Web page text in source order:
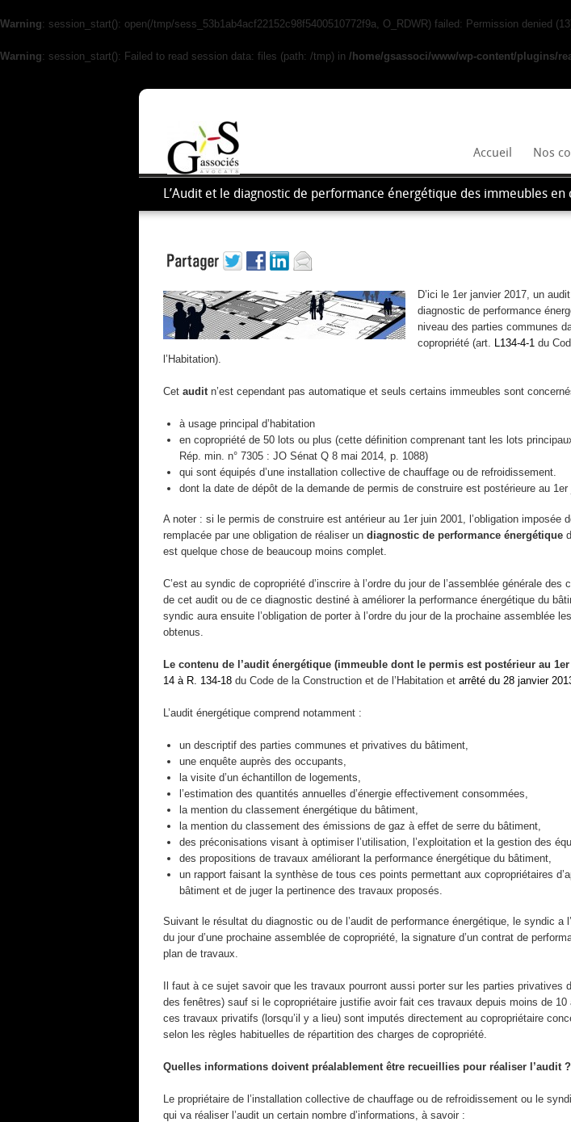
Warning: session_start(): open(/tmp/sess_53b1ab4acf22152c98f5400510772f9a, O_RDWR) failed: Permission denied
Warning: session_start(): Failed to read session data: files (path: /tmp) in /home/gsassoci/www/wp-content/plugins/
Accueil Nos
L’Audit et le diagnostic de performance énergétique des immeubles en
D’ici le 1er janvier 2017, un
diagnostic de performance
niveau des parties communes
copropriété (art. L134-4-1 du
l’Habitation).
Cet auditn’est cependant pas automatique et seuls certains immeubles sont
à usage principal d’habitation
en copropriété de 50 lots ou plus (cette définition comprenant tant les lots
Rép. min. n° 7305 : JO Sénat Q 8 mai 2014, p. 1088)
qui sont équipés d’une installation collective de chauffage ou de refroidissement.
dont la date de dépôt de la demande de permis de construire est postérieure au 1er
A noter : si le permis de construire est antérieur au 1er juin 2001, l’obligation imposée
remplacée par une obligation de réaliser un diagnostic de performance énergétique
est quelque chose de beaucoup moins complet.
C’est au syndic de copropriété d’inscrire à l’ordre du jour de l’assemblée générale des
de cet audit ou de ce diagnostic destiné à améliorer la performance énergétique du
syndic aura ensuite l’obligation de porter à l’ordre du jour de la prochaine assemblée
obtenus.
Le contenu de l’audit énergétique (immeuble dont le permis est postérieur au
14 à R. 134-18 du Code de la Construction et de l’Habitation et arrêté du 28 janvier
L’audit énergétique comprend notamment :
un descriptif des parties communes et privatives du bâtiment,
une enquête auprès des occupants,
la visite d’un échantillon de logements,
l’estimation des quantités annuelles d’énergie effectivement consommées,
la mention du classement énergétique du bâtiment,
la mention du classement des émissions de gaz à effet de serre du bâtiment,
des préconisations visant à optimiser l’utilisation, l’exploitation et la gestion des
des propositions de travaux améliorant la performance énergétique du bâtiment,
un rapport faisant la synthèse de tous ces points permettant aux copropriétaires
bâtiment et de juger la pertinence des travaux proposés.
Suivant le résultat du diagnostic ou de l’audit de performance énergétique, le syndic a
du jour d’une prochaine assemblée de copropriété, la signature d’un contrat de
plan de travaux.
Il faut à ce sujet savoir que les travaux pourront aussi porter sur les parties privatives
des fenêtres) sauf si le copropriétaire justifie avoir fait ces travaux depuis moins de
ces travaux privatifs (lorsqu’il y a lieu) sont imputés directement au copropriétaire
selon les règles habituelles de répartition des charges de copropriété.
Quelles informations doivent préalablement être recueillies pour réaliser l’audit ?
Le propriétaire de l’installation collective de chauffage ou de refroidissement ou le
qui va réaliser l’audit un certain nombre d’informations, à savoir :